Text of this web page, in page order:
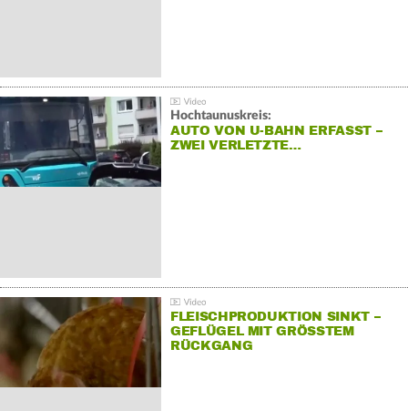
Hochtaunuskreis:
AUTO VON U-BAHN ERFASST –
ZWEI VERLETZTE…
FLEISCHPRODUKTION SINKT –
GEFLÜGEL MIT GRÖSSTEM R
ÜCKGANG